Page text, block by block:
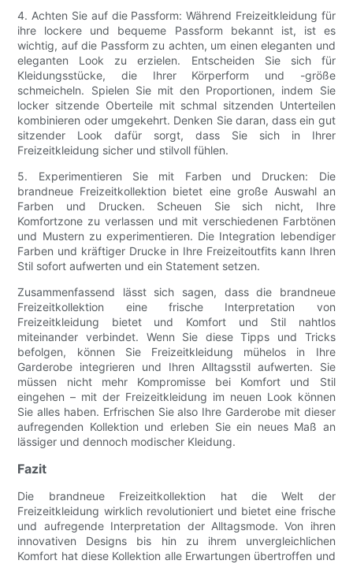
4. Achten Sie auf die Passform: Während Freizeitkleidung für
ihre lockere und bequeme Passform bekannt ist, ist es
wichtig, auf die Passform zu achten, um einen eleganten und
eleganten Look zu erzielen. Entscheiden Sie sich für
Kleidungsstücke, die Ihrer Körperform und -größe
schmeicheln. Spielen Sie mit den Proportionen, indem Sie
locker sitzende Oberteile mit schmal sitzenden Unterteilen
kombinieren oder umgekehrt. Denken Sie daran, dass ein gut
sitzender Look dafür sorgt, dass Sie sich in Ihrer
Freizeitkleidung sicher und stilvoll fühlen.
5. Experimentieren Sie mit Farben und Drucken: Die
brandneue Freizeitkollektion bietet eine große Auswahl an
Farben und Drucken. Scheuen Sie sich nicht, Ihre
Komfortzone zu verlassen und mit verschiedenen Farbtönen
und Mustern zu experimentieren. Die Integration lebendiger
Farben und kräftiger Drucke in Ihre Freizeitoutfits kann Ihren
Stil sofort aufwerten und ein Statement setzen.
Zusammenfassend lässt sich sagen, dass die brandneue
Freizeitkollektion eine frische Interpretation von
Freizeitkleidung bietet und Komfort und Stil nahtlos
miteinander verbindet. Wenn Sie diese Tipps und Tricks
befolgen, können Sie Freizeitkleidung mühelos in Ihre
Garderobe integrieren und Ihren Alltagsstil aufwerten. Sie
müssen nicht mehr Kompromisse bei Komfort und Stil
eingehen – mit der Freizeitkleidung im neuen Look können
Sie alles haben. Erfrischen Sie also Ihre Garderobe mit dieser
aufregenden Kollektion und erleben Sie ein neues Maß an
lässiger und dennoch modischer Kleidung.
Fazit
Die brandneue Freizeitkollektion hat die Welt der
Freizeitkleidung wirklich revolutioniert und bietet eine frische
und aufregende Interpretation der Alltagsmode. Von ihren
innovativen Designs bis hin zu ihrem unvergleichlichen
Komfort hat diese Kollektion alle Erwartungen übertroffen und